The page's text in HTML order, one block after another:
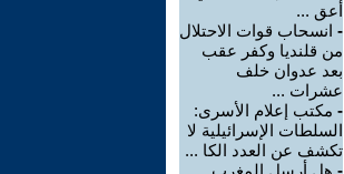
أعق ...
- انسحاب قوات الاحتلال
من قلنديا وكفر عقب
بعد عدوان خلف
عشرات ...
- مكتب إعلام الأسرى:
السلطات الإسرائيلية لا
تكشف عن العدد الكا ...
- هل أرسل المغرب